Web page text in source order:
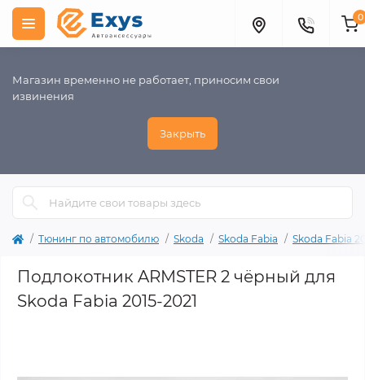
Магазин временно не работает, приносим свои
извинения
Закрыть
0
Тюнинг по автомобилю Skoda Skoda Fabia Skoda Fabia
Подлокотник ARMSTER 2 чёрный для
Skoda Fabia 2015-2021